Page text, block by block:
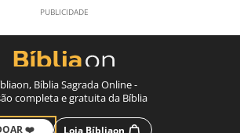
Bíblia Sagrada Online -
completa e gratuita da Bíblia
❤️ Loja Bíbliaon